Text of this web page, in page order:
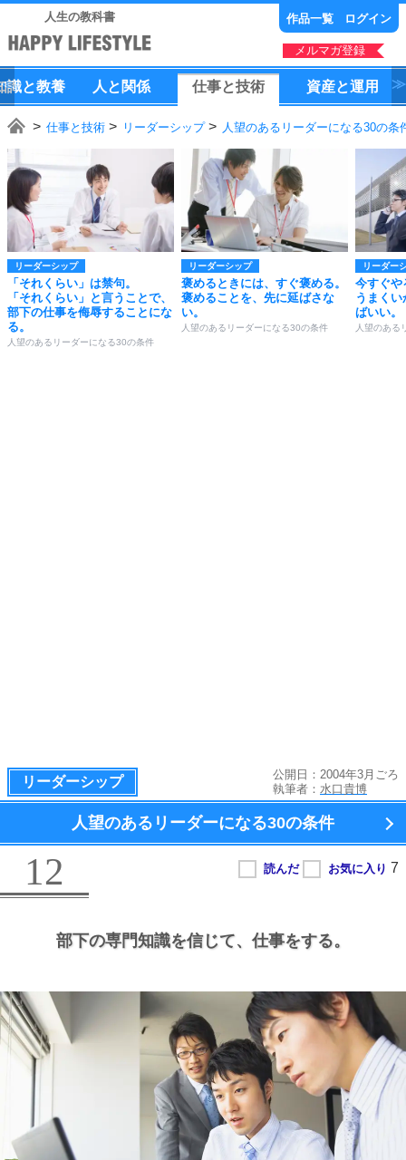
人生の教科書 作品一覧 ログイン
メルマガ登録
識と教養 人 と 関係 仕事と技術 資産と運用
仕事と技術 リーダーシップ 人望のあるリーダーになる30の条
リーダーシップ
「それくらい」は禁句。
「それくらい」と言うことで、
部下の仕事を侮辱することにな
る。
人望のあるリーダーになる30の条件
リーダーシップ
褒めるときには、すぐ褒める。
褒めることを、先に延ばさな
い。
人望のあるリーダーになる30の条件
リーダー
今すぐや
うまく
ばいい。
人望のある
リーダーシップ
公開日：2004年3月ごろ
執筆者： 水口貴博
人望のあるリーダーになる30の条件
12
部下の専門知識を信じて、 仕事をする。